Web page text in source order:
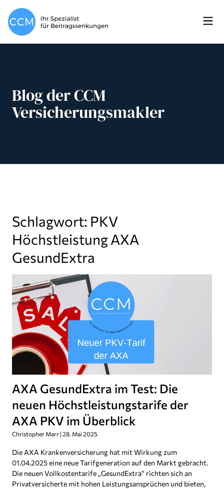
Blog der CCM
Versicherungsmakler
Schlagwort: PKV
Höchstleistung AXA
GesundExtra
AXA GesundExtra im Test: Die
neuen Höchstleistungstarife der
AXA PKV im Überblick
Christopher Marr 28. Mai 2025
Die AXA Krankenversicherung hat mit Wirkung zum
01.04.2025 eine neue Tarifgeneration auf den Markt gebracht.
Die neuen Vollkostentarife „GesundExtra“ richten sich an
Privatversicherte mit hohen Leistungsansprüchen und bieten,